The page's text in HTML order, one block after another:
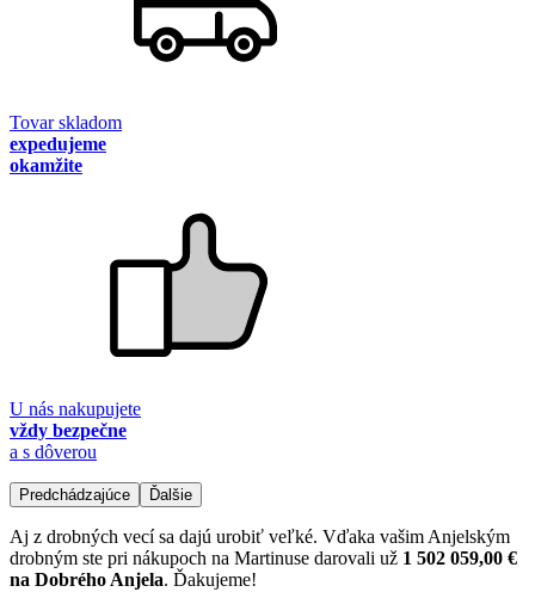
Tovar skladom
expedujeme
okamžite
U nás nakupujete
vždy bezpečne
a s dôverou
Predchádzajúce Ďalšie
Aj z drobných vecí sa dajú urobiť veľké. Vďaka vašim Anjelským
drobným ste pri nákupoch na Martinuse darovali už 1 502 059,00 €
na Dobrého Anjela. Ďakujeme!